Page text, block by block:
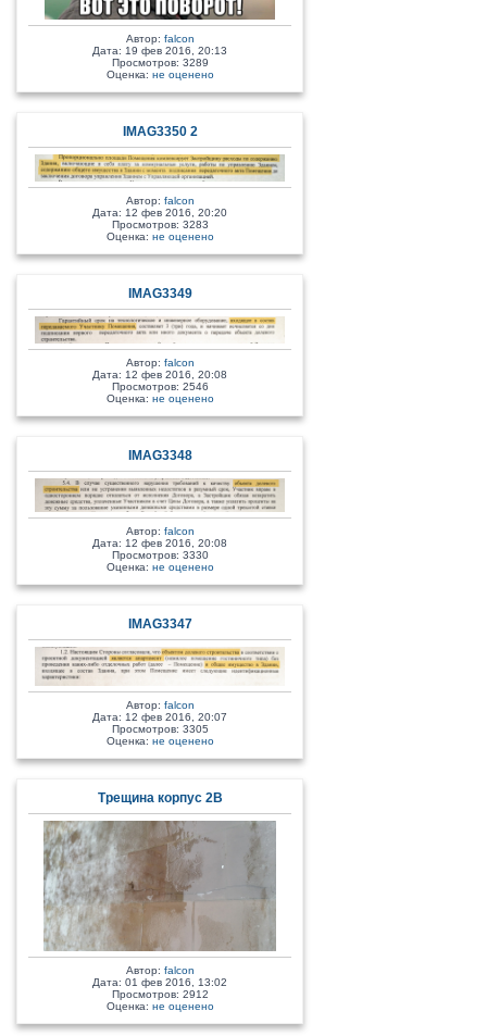
Автор: falcon
Дата: 19 фев 2016, 20:13
Просмотров: 3289
Оценка: не оценено
IMAG3350 2
Автор: falcon
Дата: 12 фев 2016, 20:20
Просмотров: 3283
Оценка: не оценено
IMAG3349
Автор: falcon
Дата: 12 фев 2016, 20:08
Просмотров: 2546
Оценка: не оценено
IMAG3348
Автор: falcon
Дата: 12 фев 2016, 20:08
Просмотров: 3330
Оценка: не оценено
IMAG3347
Автор: falcon
Дата: 12 фев 2016, 20:07
Просмотров: 3305
Оценка: не оценено
Трещина корпус 2В
Автор: falcon
Дата: 01 фев 2016, 13:02
Просмотров: 2912
Оценка: не оценено